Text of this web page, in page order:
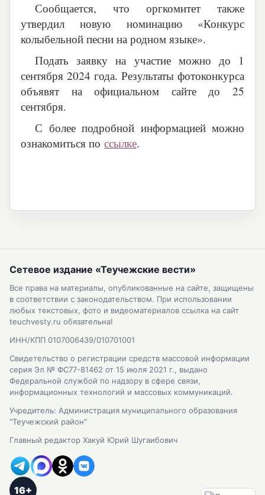
Сообщается, что оргкомитет также
утвердил новую номинацию «Конкурс
колыбельной песни на родном языке».
Подать заявку на участие можно до 1
сентября 2024 года. Результаты фотоконкурса
объявят на официальном сайте до 25
сентября.
С более подробной информацией можно
ознакомиться по ссылке.
Сетевое издание «Теучежские вести»
Все права на материалы, опубликованные на сайте, защищены
в соответствии с законодательством. При использовании
любых текстовых, фото и видеоматериалов ссылка на сайт
teuchvesty.ru обязательна!
ИНН/КПП 0107006439/010701001
Свидетельство о регистрации средств массовой информации
серия Эл № ФС77-81462 от 15 июля 2021 г., выдано
Федеральной службой по надзору в сфере связи,
информационных технологий и массовых коммуникаций.
Учредитель: Администрация муниципального образования
"Теучежский район"
Главный редактор Хакуй Юрий Шугаибович
16+